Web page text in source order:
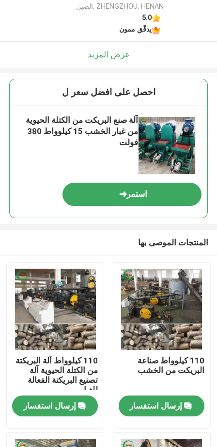
ZHENGZHOU, HENAN ,الصين
5.0
يدقّق ممون
عرض المزيد
احصل على افضل سعر ل
آلة صنع البريكت من الكتلة الحيوية
من غبار الخشب 15 كيلوواط 380
فولت
استمر
المنتجات الموصى بها
110 كيلوواط صناعة
البريكت من الخشب
إرسال استفسار
110 كيلوواط آلة البريكتة
من الكتلة الحيوية آلة
تصنيع البريكتة الفعالة
للغبار
إرسال استفسار